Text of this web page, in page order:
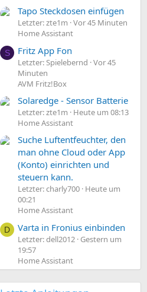
Tapo Steckdosen einfügen
Letzter: zte1m Vor 45 Minuten
Home Assistant
S Fritz App Fon
Letzter: Spielebernd Vor 45
Minuten
AVM Fritz!Box
Solaredge - Sensor Batterie
Letzter: zte1m
Heute um 08:13
Home Assistant
Suche Luftentfeuchter, den
man ohne Cloud oder App
(Konto) einrichten und
steuern kann.
Letzter: charly700 Heute um
00:21
Home Assistant
D Varta in Fronius einbinden
Letzter: dell2012 Gestern um
19:57
Home Assistant